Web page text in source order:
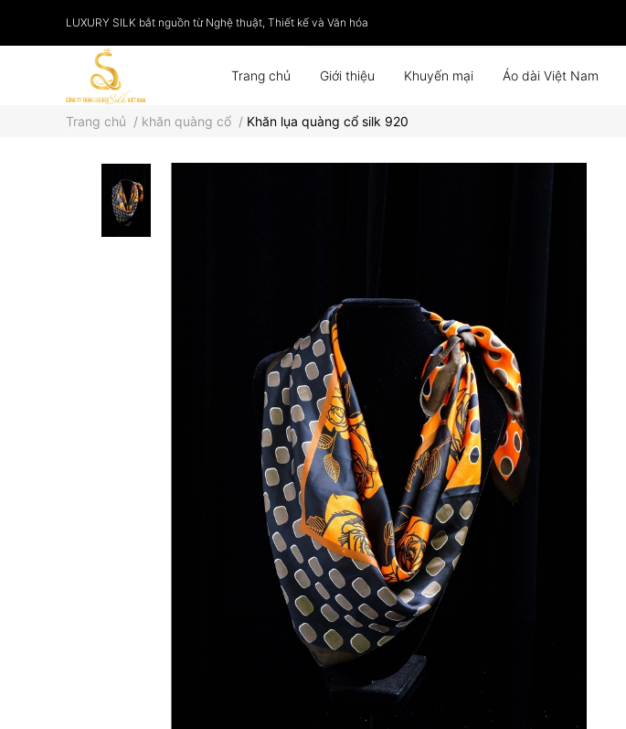
LUXURY SILK bắt nguồn từ Nghệ thuật, Thiết kế và Văn hóa
Trang chủ Giới thiệu Khuyến mại Áo dài Việt Nam
Phụ kiện Tranh lụa
Trang chủ / khăn quàng cổ / Khăn lụa quàng cổ silk 920